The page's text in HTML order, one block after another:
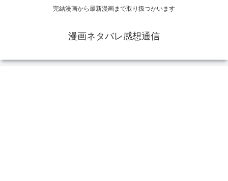
完結漫画から最新漫画まで取り扱つかいます
漫画ネタバレ感想通信